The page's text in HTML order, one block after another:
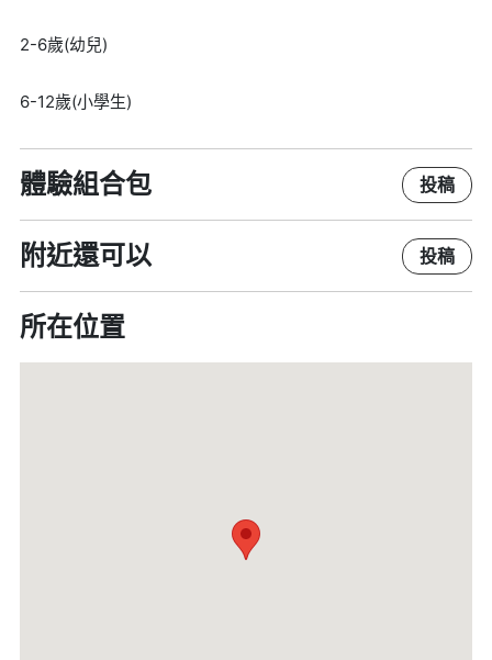
2-6歲(幼兒)
6-12歲(小學生)
體驗組合包 投稿
附近還可以 投稿
所在位置